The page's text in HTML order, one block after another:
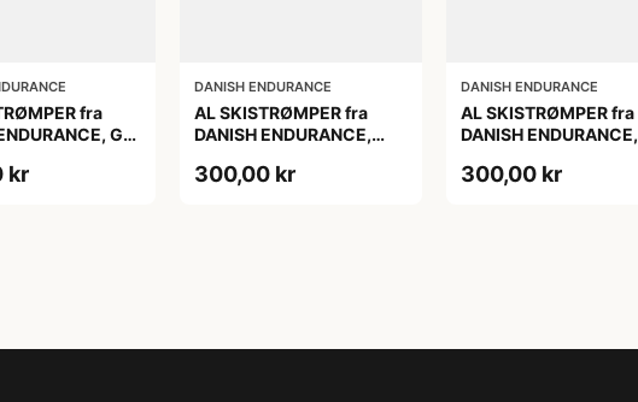
fra
Grå
kr
DANISH ENDURANCE
AL SKISTRØMPER fra
DANISH ENDURANCE,
300,00 kr
DANISH ENDURANCE
AL SKISTRØMPER fra
DANISH ENDURANCE,
300,00 kr